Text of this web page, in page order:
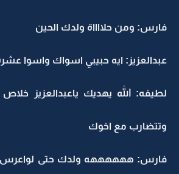
فارس: ومن حلااااة ولدك الحين
عبدالعزيز: ايه حبيبي اسواك واسوا
لطيفه: الله يهديك ياعبدالعزيز
وتتضارب مع اخوك
فارس: ههههههه ولدك حتى لواعرس